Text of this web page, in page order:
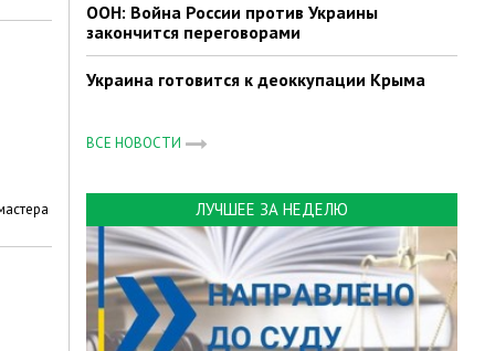
ООН: Война России против Украины
закончится переговорами
Украина готовится к деоккупации Крыма
ВСЕ НОВОСТИ
ЛУЧШЕЕ ЗА НЕДЕЛЮ